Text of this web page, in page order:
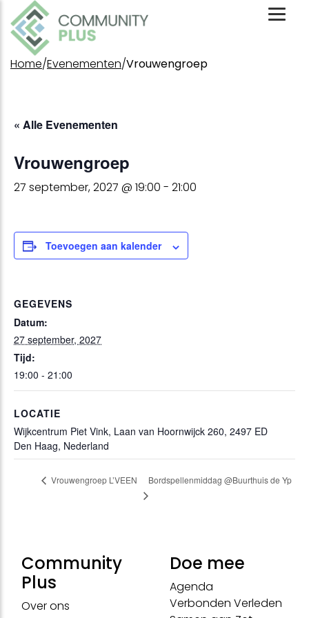
Home/Evenementen/Vrouwengroep
« Alle Evenementen
Vrouwengroep
27 september, 2027 @ 19:00 - 21:00
Toevoegen aan kalender
GEGEVENS
Datum:
27 september, 2027
Tijd:
19:00 - 21:00
LOCATIE
Wijkcentrum Piet Vink, Laan van Hoornwijck 260, 2497 ED
Den Haag, Nederland
Vrouwengroep L’VEEN Bordspellenmiddag @Buurthuis de Yp
Community
Plus
Over ons
Doe mee
Agenda
Verbonden Verleden